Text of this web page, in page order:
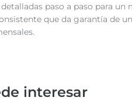
paso a paso para un
que da garantía de
interesar